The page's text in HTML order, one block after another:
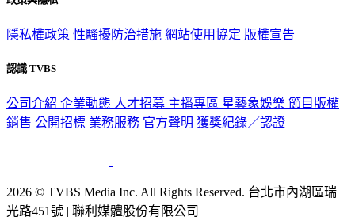
隱私權政策 性騷擾防治措施 網站使用協定 版權宣告
認識 TVBS
公司介紹 企業動態 人才招募 主播專區 星藝象娛樂 節目版權
銷售 公開招標 業務服務 官方聲明 獲獎紀錄／認證
2026 © TVBS Media Inc. All Rights Reserved. 台北市內湖區瑞
光路451號 | 聯利媒體股份有限公司